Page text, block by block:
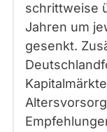
schrittweise
Jahren um
gesenkt.